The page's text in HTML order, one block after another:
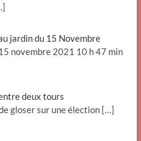
jardin du 15 Novembre
novembre 2021 10 h 47 min
deux tours
gloser sur une élection […]